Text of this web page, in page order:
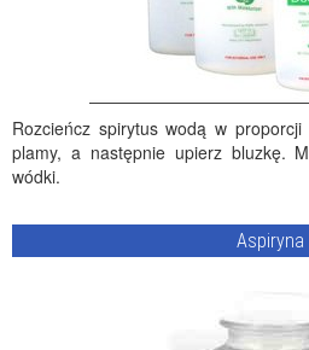
Rozcieńcz spirytus wodą w
plamy, a następnie upierz bluzkę.
wódki.
Aspiryna